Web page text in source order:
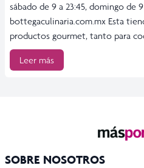
sábado de 9 a 23:45, domingo de 9
bottegaculinaria.com.mx Esta
productos gourmet, tanto para
Leer más
SOBRE NOSOTROS